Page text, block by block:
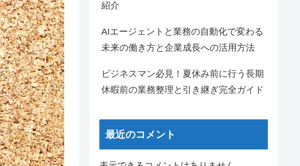
紹介
AIエージェントと業務の自動化で変わる
未来の働き方と企業成長への活用方法
ビジネスマン必見！夏休み前に行う長期
休暇前の業務整理と引き継ぎ完全ガイド
最近のコメント